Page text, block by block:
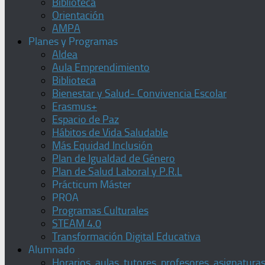
Orientación
AMPA
Planes y Programas
Aldea
Aula Emprendimiento
Biblioteca
Bienestar y Salud- Convivencia Escolar
Erasmus+
Espacio de Paz
Hábitos de Vida Saludable
Más Equidad Inclusión
Plan de Igualdad de Género
Plan de Salud Laboral y P.R.L
Prácticum Máster
PROA
Programas Culturales
STEAM 4.0
Transformación Digital Educativa
Alumnado